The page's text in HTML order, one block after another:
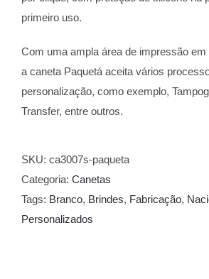
primeiro uso.
Com uma ampla área de impressão em
a caneta Paquetá aceita vários
personalização, como exemplo,
Transfer, entre outros.
SKU: ca3007s-paqueta
Categoria: Canetas
Tags: Branco, Brindes, Fabricação,
Personalizados